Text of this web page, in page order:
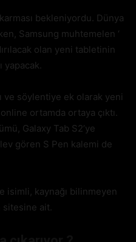
bekleniyordu. Dünya
Samsung muhtemelen ‘
olan yeni tabletinin
yapacak.
ve söylentiye ek olarak yeni
ortamda ortaya çıktı.
Galaxy Tab S2’ye
gören S Pen kalemi de
isimli, kaynağı bilinmeyen
sitesine ait.